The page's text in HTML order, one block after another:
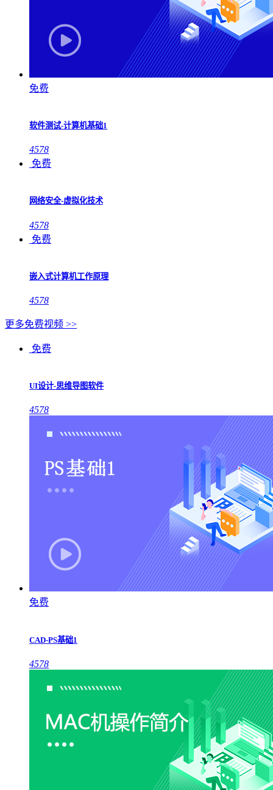
免费
软件测试-计算机基础1
4578
免费
网络安全-虚拟化技术
4578
免费
嵌入式计算机工作原理
4578
更多免费视频 >>
免费
UI设计-思维导图软件
4578
免费
CAD-PS基础1
4578